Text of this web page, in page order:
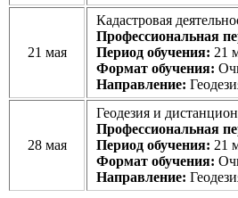
21 мая
Кадастровая
Профессиональная
Период обучения: 21
Формат обучения:
Направление:
28 мая
Геодезия и
Профессиональная
Период обучения: 21
Формат обучения:
Направление: